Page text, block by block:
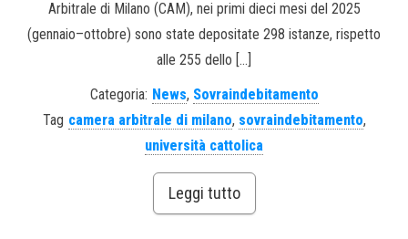
Arbitrale di Milano (CAM), nei primi dieci mesi del 2025
(gennaio–ottobre) sono state depositate 298 istanze, rispetto
alle 255 dello […]
Categoria: News, Sovraindebitamento
Tag camera arbitrale di milano, sovraindebitamento,
università cattolica
Leggi tutto